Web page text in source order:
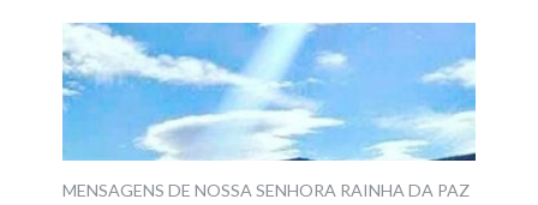
MENSAGENS DE NOSSA SENHORA RAINHA DA PAZ